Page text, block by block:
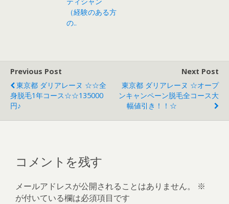
（経験のある方
の..
Previous Post
東京都 ダリアレーヌ ☆☆全
身脱毛1年コース☆☆135000
円♪
Next Post
東京都 ダリアレーヌ ☆オープ
ンキャンペーン脱毛全コース大
幅値引き！！☆
コメントを残す
メールアドレスが公開されることはありません。
※
が付いている欄は必須項目です